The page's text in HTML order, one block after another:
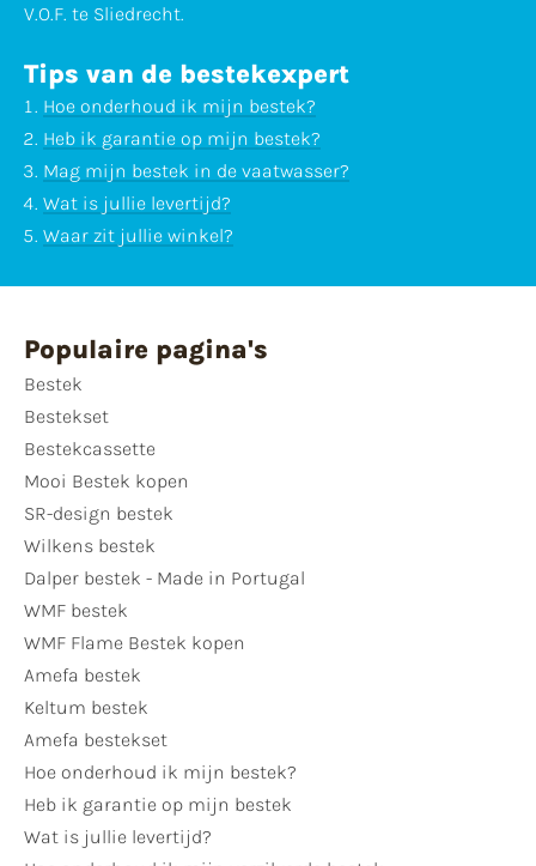
V.O.F. te Sliedrecht.
Tips van de bestekexpert
Hoe onderhoud ik mijn bestek?
Heb ik garantie op mijn bestek?
Mag mijn bestek in de vaatwasser?
Wat is jullie levertijd?
Waar zit jullie winkel?
Populaire pagina's
Bestek
Bestekset
Bestekcassette
Mooi Bestek kopen
SR-design bestek
Wilkens bestek
Dalper bestek - Made in Portugal
WMF bestek
WMF Flame Bestek kopen
Amefa bestek
Keltum bestek
Amefa bestekset
Hoe onderhoud ik mijn bestek?
Heb ik garantie op mijn bestek
Wat is jullie levertijd?